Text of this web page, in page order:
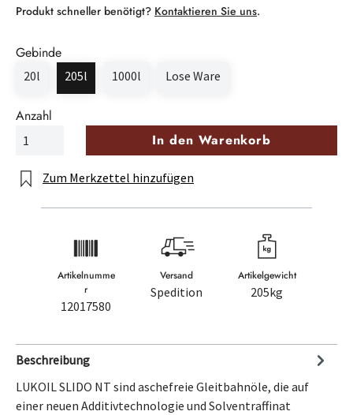
Produkt schneller benötigt? Kontaktieren Sie uns.
Gebinde
20l 205l 1000l Lose Ware
Anzahl
In den Warenkorb
Zum Merkzettel hinzufügen
Artikelnumme
r
12017580
Versand
Spedition
Artikelgewicht
205kg
Beschreibung
LUKOIL SLIDO NT sind aschefreie Gleitbahnöle, die auf
einer neuen Additivtechnologie und Solventraffinat